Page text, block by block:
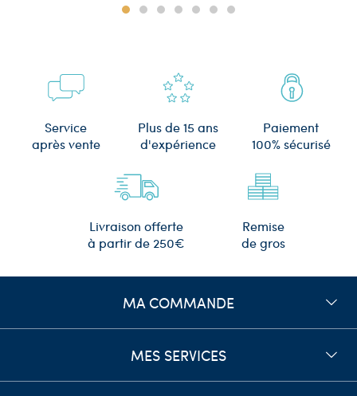
Service
après vente
Plus de 15 ans
d'expérience
Paiement
100% sécurisé
Livraison offerte
à partir de 250€
Remise
de gros
MA COMMANDE
MES SERVICES